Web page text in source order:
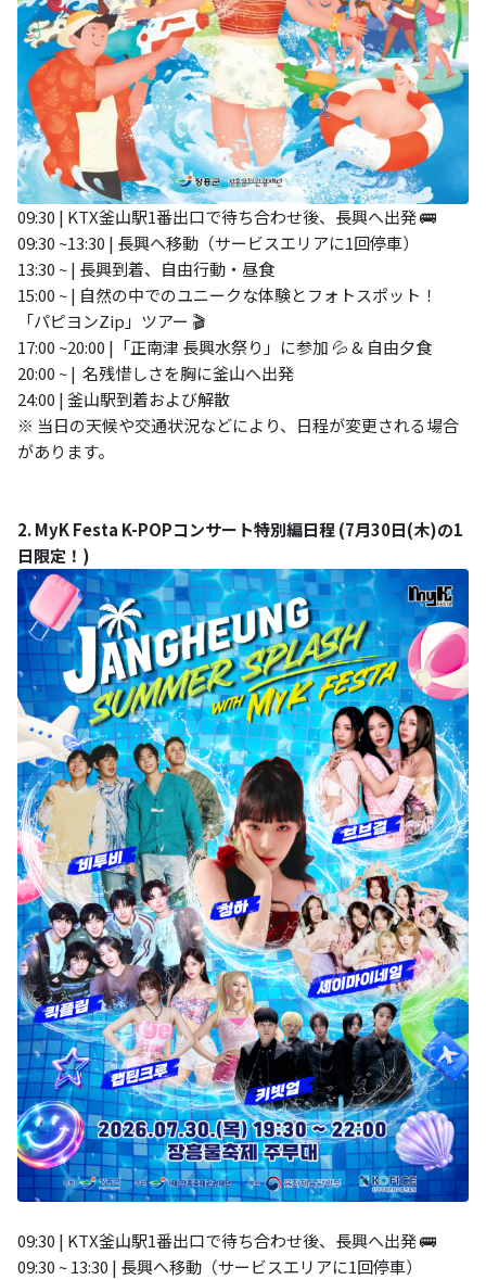
09:30 | KTX釜山駅1番出口で待ち合わせ後、長興へ出発 🚌
09:30 ~13:30 | 長興へ移動（サービスエリアに1回停車）
13:30 ~ | 長興到着、自由行動・昼食
15:00 ~ | 自然の中でのユニークな体験とフォトスポット！
「パピヨンZip」ツアー 🎬
17:00 ~20:00 |「正南津 長興水祭り」に参加 💦 & 自由夕食
20:00 ~ | 名残惜しさを胸に釜山へ出発
24:00 | 釜山駅到着および解散
※ 当日の天候や交通状況などにより、日程が変更される場合
があります。
2. MyK Festa K-POPコンサート特別編日程 (7月30日(木)の1
日限定！)
09:30 | KTX釜山駅1番出口で待ち合わせ後、長興へ出発 🚌
09:30 ~ 13:30 | 長興へ移動（サービスエリアに1回停車）